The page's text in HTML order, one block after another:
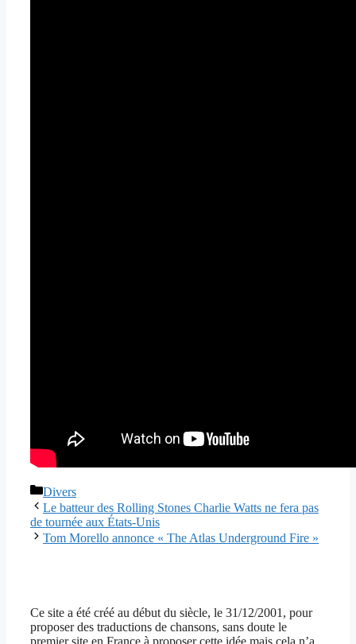
Catégories
Divers
Le batteur des Rolling Stones Charlie Watts ne fera pas
de tournée aux États-Unis
Tom Morello annonce « The Atlas Underground Fire »
Ce site a été créé au début du siècle, le 31/12/2001, pour
proposer des traductions de chansons, sans doute le